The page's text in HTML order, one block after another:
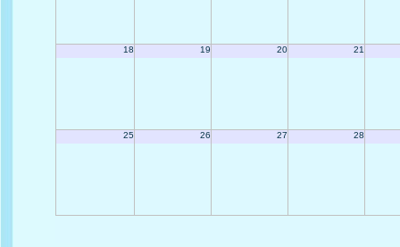
18 19 20 21
25 26 27 28